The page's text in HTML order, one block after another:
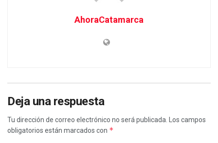
AhoraCatamarca
Deja una respuesta
Tu dirección de correo electrónico no será publicada.
Los campos
obligatorios están marcados con *